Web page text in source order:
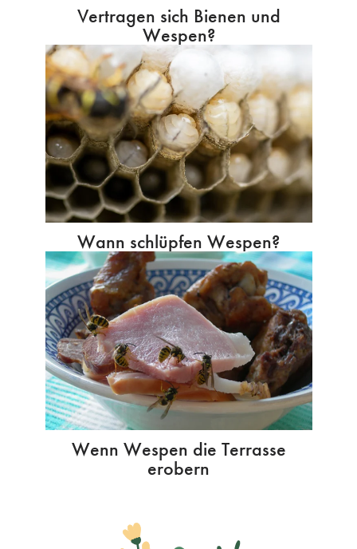
Vertragen sich Bienen und
Wespen?
Wann schlüpfen Wespen?
Wenn Wespen die Terrasse
erobern